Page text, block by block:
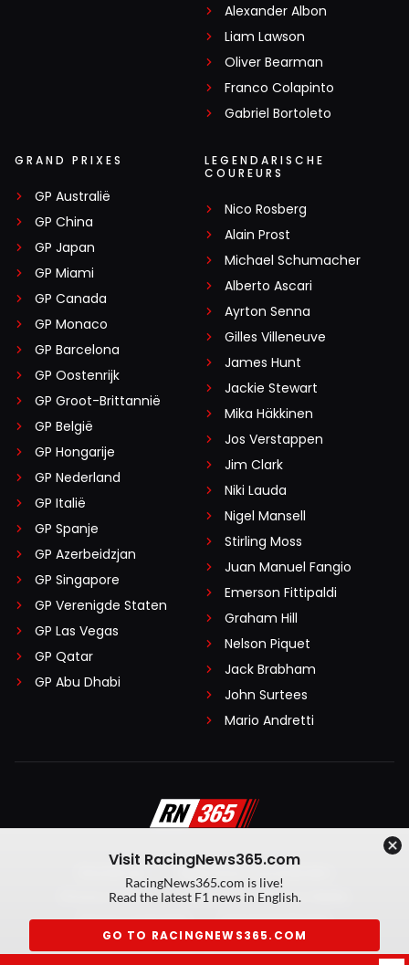
Alexander Albon
Liam Lawson
Oliver Bearman
Franco Colapinto
Gabriel Bortoleto
GRAND PRIXES
GP Australië
GP China
GP Japan
GP Miami
GP Canada
GP Monaco
GP Barcelona
GP Oostenrijk
GP Groot-Brittannië
GP België
GP Hongarije
GP Nederland
GP Italië
GP Spanje
GP Azerbeidzjan
GP Singapore
GP Verenigde Staten
GP Las Vegas
GP Qatar
GP Abu Dhabi
LEGENDARISCHE
COUREURS
Nico Rosberg
Alain Prost
Michael Schumacher
Alberto Ascari
Ayrton Senna
Gilles Villeneuve
James Hunt
Jackie Stewart
Mika Häkkinen
Jos Verstappen
Jim Clark
Niki Lauda
Nigel Mansell
Stirling Moss
Juan Manuel Fangio
Emerson Fittipaldi
Graham Hill
Nelson Piquet
Jack Brabham
John Surtees
Mario Andretti
Algemene voorwaarden
Privacy Policy
Created by On Your Marks
Privacy manager
Kansspeluitingen
Visit RacingNews365.com
RacingNews365.com is live!
Read the latest F1 news in English.
GO TO RACINGNEWS365.COM